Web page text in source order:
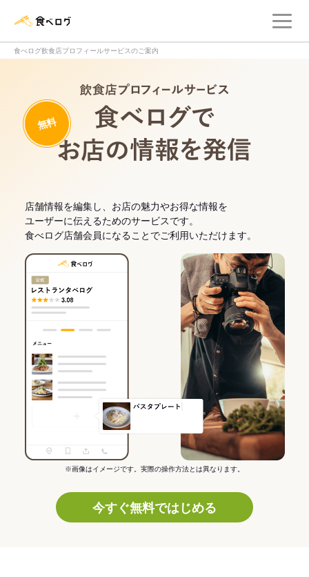
食べログ飲食店プロフィールサービスのご案内
無料
店舗情報を編集し、お店の魅力やお得な情報を
ユーザーに伝えるためのサービスです。
食べログ店舗会員になることでご利用いただけます。
※画像はイメージです。実際の操作方法とは異なります。
今すぐ無料ではじめる